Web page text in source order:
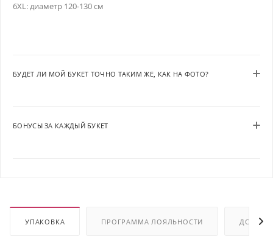
6XL: диаметр 120-130 см
БУДЕТ ЛИ МОЙ БУКЕТ ТОЧНО ТАКИМ ЖЕ, КАК НА ФОТО?
БОНУСЫ ЗА КАЖДЫЙ БУКЕТ
УПАКОВКА ПРОГРАММА ЛОЯЛЬНОСТИ